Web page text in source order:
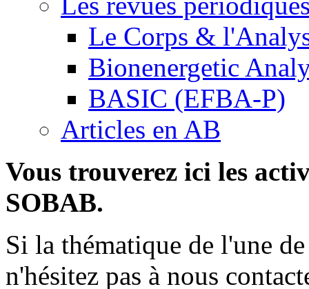
Le Corps &
Bionenergetic
BASIC (EFBA-P)
Articles en AB
Vous trouverez ici les
SOBAB.
Si la thématique de l'une
n'hésitez pas à nous